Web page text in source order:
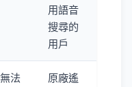
用語音
搜尋的
用戶
法
原廠遙